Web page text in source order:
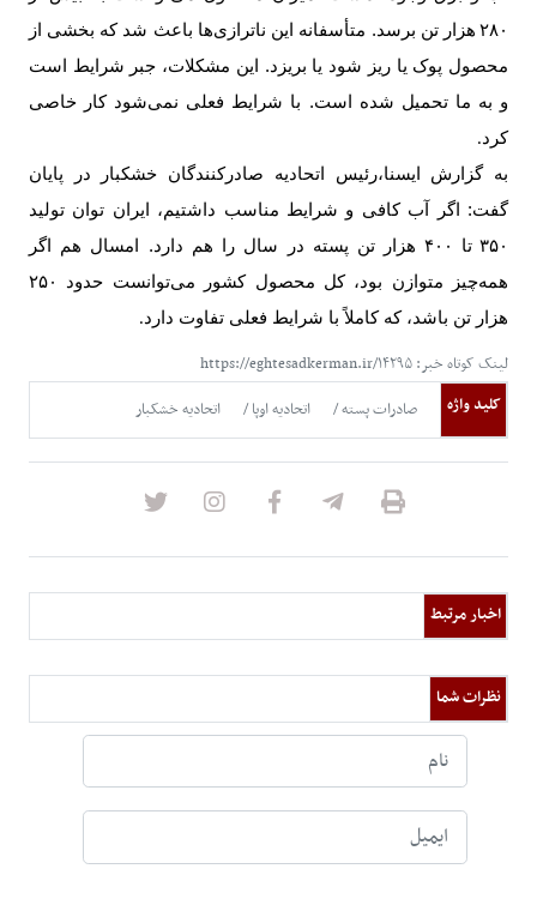
۲۸۰ هزار تن برسد. متأسفانه این ناترازی‌ها باعث شد که بخشی از
محصول پوک یا ریز شود یا بریزد. این مشکلات، جبر شرایط است
و به ما تحمیل شده است. با شرایط فعلی نمی‌شود کار خاصی
کرد.
به گزارش ایسنا،رئیس اتحادیه صادرکنندگان خشکبار در پایان
گفت: اگر آب کافی و شرایط مناسب داشتیم، ایران توان تولید
۳۵۰ تا ۴۰۰ هزار تن پسته در سال را هم دارد. امسال هم اگر
همه‌چیز متوازن بود، کل محصول کشور می‌توانست حدود
۲۵۰
هزار تن باشد، که کاملاً با شرایط فعلی تفاوت دارد.
لینک کوتاه خبر: https://eghtesadkerman.ir/۱۴۲۹۵
کلید واژه
صادرات پسته اتحادیه اوپا اتحادیه خشکبار
اخبار مرتبط
نظرات شما